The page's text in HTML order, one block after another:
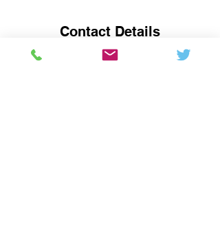
Contact Details
Let's Study English! 楽しく英語を勉強し